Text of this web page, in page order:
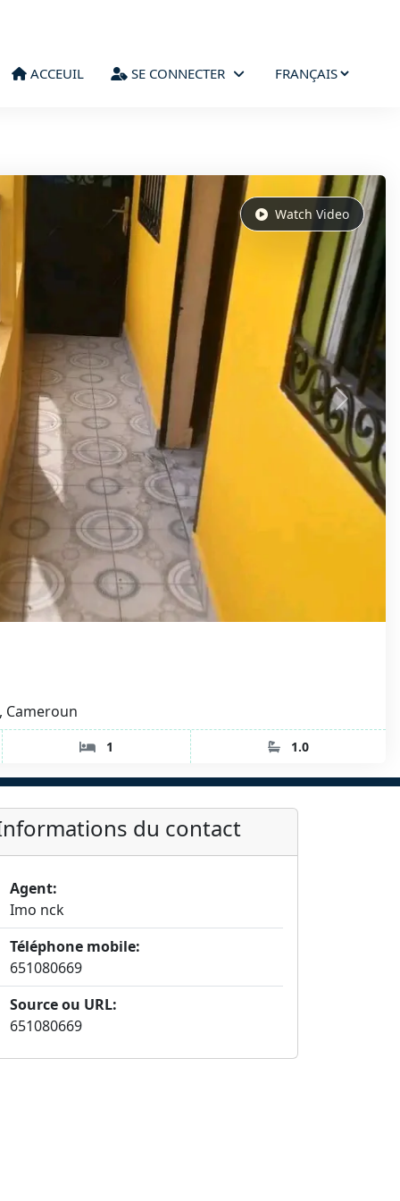
ACCEUIL SE CONNECTER
Watch Video
Cameroun
1 1.0
du contact
Agent:
Imo nck
Téléphone mobile:
651080669
Source ou URL:
651080669